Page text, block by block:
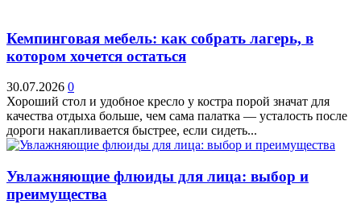
Кемпинговая мебель: как собрать лагерь, в
котором хочется остаться
30.07.2026 0
Хороший стол и удобное кресло у костра порой значат для
качества отдыха больше, чем сама палатка — усталость после
дороги накапливается быстрее, если сидеть...
Увлажняющие флюиды для лица: выбор и
преимущества